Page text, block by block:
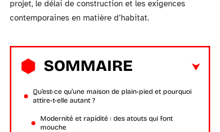
projet, le délai de construction et les exigences
contemporaines en matière d’habitat.
SOMMAIRE
Qu’est-ce qu’une maison de plain-pied et pourquoi
attire-t-elle autant ?
Modernité et rapidité : des atouts qui font
mouche